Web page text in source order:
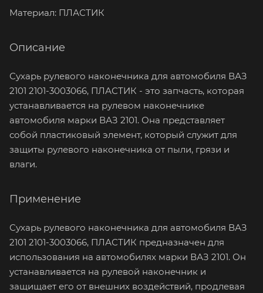
Материал: ПЛАСТИК
Описание
Сухарь рулевого наконечника для автомобиля ВАЗ
2101 2101-3003066, ПЛАСТИК - это запчасть, которая
устанавливается на рулевом наконечнике
автомобиля марки ВАЗ 2101. Она представляет
собой пластиковый элемент, который служит для
защиты рулевого наконечника от пыли, грязи и
влаги.
Применение
Сухарь рулевого наконечника для автомобиля ВАЗ
2101 2101-3003066, ПЛАСТИК предназначен для
использования на автомобилях марки ВАЗ 2101. Он
устанавливается на рулевой наконечник и
защищает его от внешних воздействий, продлевая